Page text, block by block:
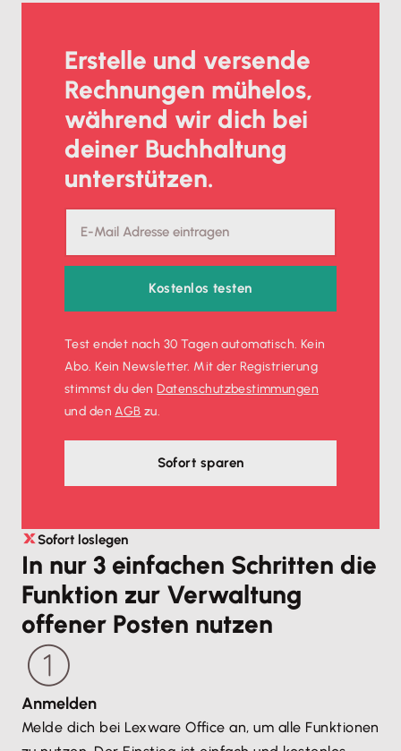
Erstelle und versende
Rechnungen mühelos,
während wir dich bei
deiner Buchhaltung
unterstützen.
Kostenlos testen
Test endet nach 30 Tagen automatisch. Kein
Abo. Kein Newsletter. Mit der Registrierung
stimmst du denDatenschutz­bestimmungen
und denAGB zu.
Sofort sparen
Sofort loslegen
In nur 3 einfachen Schritten die
Funktion zur Verwaltung
offener Posten nutzen
Anmelden
Melde dich bei Lexware Office an, um alle Funktionen